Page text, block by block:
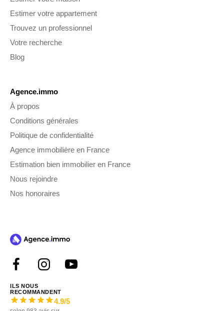
Estimer votre appartement
Trouvez un professionnel
Votre recherche
Blog
Agence.immo
À propos
Conditions générales
Politique de confidentialité
Agence immobilière en France
Estimation bien immobilier en France
Nous rejoindre
Nos honoraires
ILS NOUS
RECOMMANDENT
4.9/5